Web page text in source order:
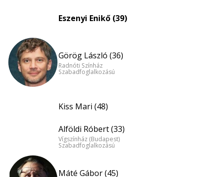
Eszenyi Enikő (39)
Görög László (36)
Radnóti Színház
Szabadfoglalkozású
Kiss Mari (48)
Alföldi Róbert (33)
Vígszínház (Budapest)
Szabadfoglalkozású
Máté Gábor (45)